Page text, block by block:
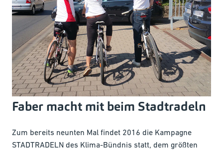
Faber macht mit beim Stadtradeln
Zum bereits neunten Mal findet 2016 die Kampagne
STADTRADELN des Klima-Bündnis statt, dem größten